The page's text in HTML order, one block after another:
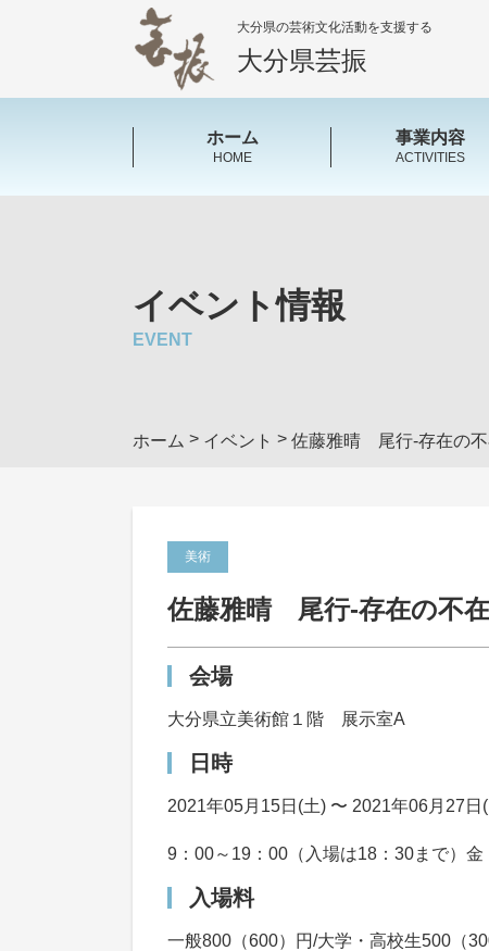
大分県の芸術文化活動を支援する
大分県芸振
ホーム
HOME
事業内容
ACTIVITIES
イベント情報
EVENT
ホーム > イベント > 佐藤雅晴 尾行-存在の不
美術
佐藤雅晴 尾行-存在の不
会場
大分県立美術館１階 展示室A
日時
2021年05月15日(土) 〜 2021年06月27日
9：00～19：00（入場は18：30まで）
入場料
一般800（600）円/大学・高校生500